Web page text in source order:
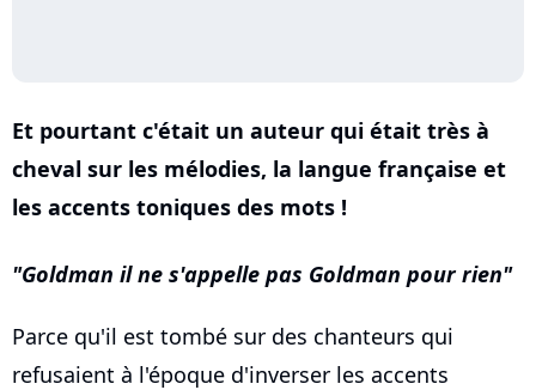
Et pourtant c'était un auteur qui était très à
cheval sur les mélodies, la langue française et
les accents toniques des mots !
Goldman il ne s'appelle pas Goldman pour rien
Parce qu'il est tombé sur des chanteurs qui
refusaient à l'époque d'inverser les accents